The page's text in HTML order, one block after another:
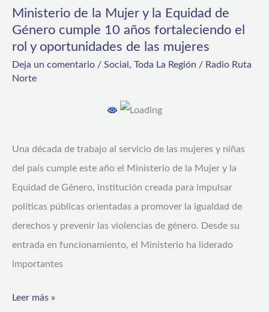
Ministerio de la Mujer y la Equidad de
Género cumple 10 años fortaleciendo el
rol y oportunidades de las mujeres
Deja un comentario / Social , Toda La Región / Radio Ruta
Norte
Una década de trabajo al servicio de las mujeres y niñas
del país cumple este año el Ministerio de la Mujer y la
Equidad de Género, institución creada para impulsar
políticas públicas orientadas a promover la igualdad de
derechos y prevenir las violencias de género. Desde su
entrada en funcionamiento, el Ministerio ha liderado
importantes
la
la
cumple
10
años
fortaleciendo
el
rol
y
Leer más »